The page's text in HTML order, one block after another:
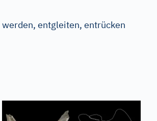
entgleiten, entrücken